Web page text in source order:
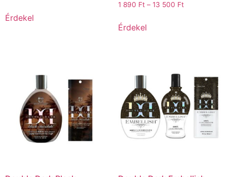
Érdekel
1 890 Ft – 13 500 Ft
Érdekel